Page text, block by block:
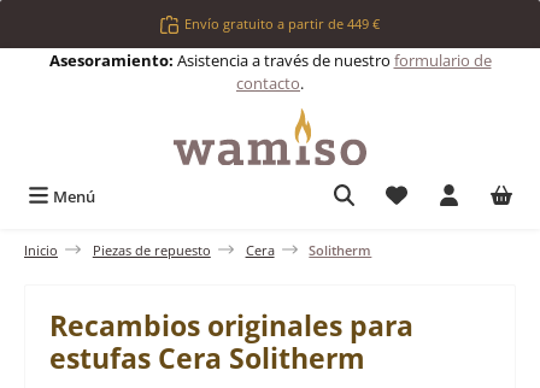
Saltar al contenido principalEnvío gratuito a partir de 449 €
Asesoramiento: Asistencia a través de nuestro formulario de
contacto.
Menú Tienes 0
Inicio Piezas de repuesto Cera Solitherm
Recambios originales para
estufas Cera Solitherm